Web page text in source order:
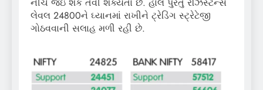
લેવલ 24800ને ઘ્યાનમાં રાખીને ટ્રેડિંગ સ્ટ્રેટેજી
ગોઠવવાની સલાહ મળી રહી છે.